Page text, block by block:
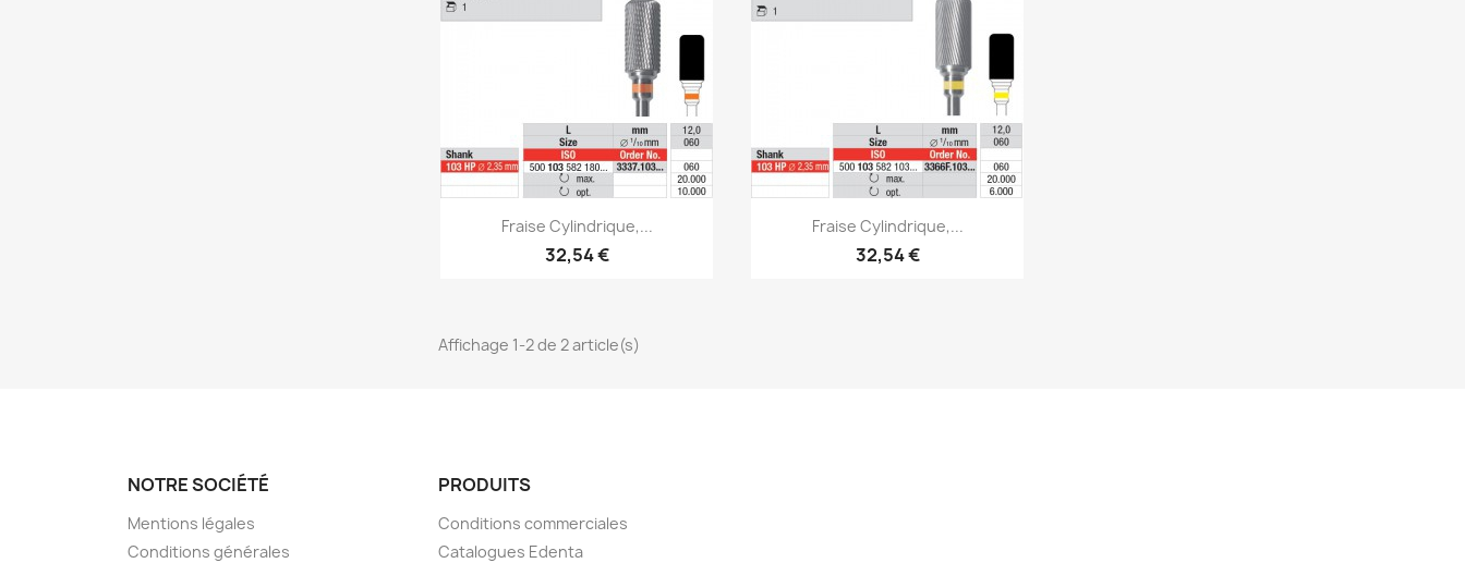
Aperçu rapide
Fraise Cylindrique,...
32,54 €
Aperçu rapide
Fraise Cylindrique,...
32,54 €
Affichage 1-2 de 2 article(s)
NOTRE SOCIÉTÉ
Mentions légales
Conditions générales
PRODUITS
Conditions commerciales
Catalogues Edenta